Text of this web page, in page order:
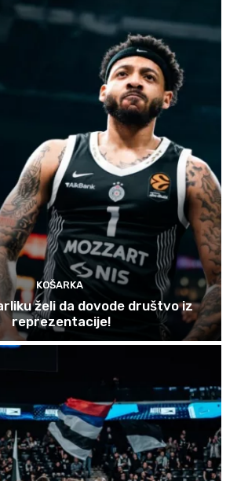
KOŠARKA
želi da dovode društvo iz
reprezentacije!